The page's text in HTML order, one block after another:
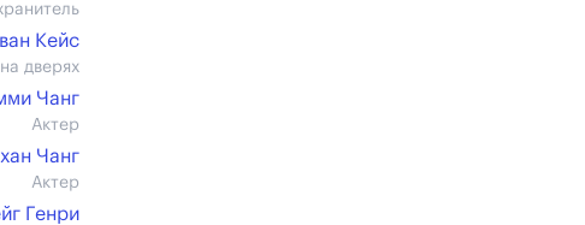
Кейс
дверях
Чанг
Актер
Чанг
Актер
Генри